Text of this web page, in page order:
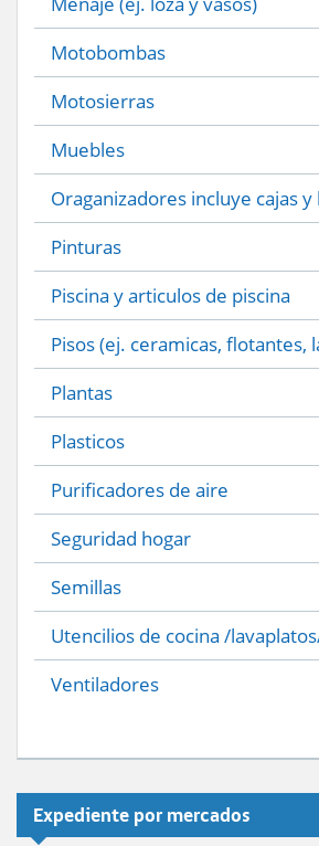
Motobombas
Motosierras
Muebles
Oraganizadores incluye cajas y
Pinturas
Piscina y articulos de piscina
Pisos (ej. ceramicas, flotantes,
Plantas
Plasticos
Purificadores de aire
Seguridad hogar
Semillas
Utencilios de cocina /
Ventiladores
Expediente por mercados